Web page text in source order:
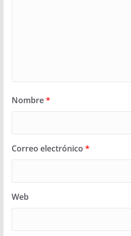
Nombre*
Correo electrónico *
Web